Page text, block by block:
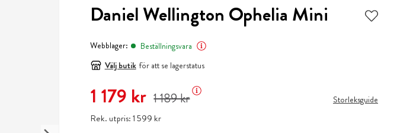
Daniel Wellington Ophelia Mini
Webblager:
Beställningsvara
Välj butik för att se lagerstatus
Nuvarande pris Tidigare pris
1 179 kr 1 189 kr
Rek. utpris:Pris:1 599 kr
1 599 kr
Storleksguide